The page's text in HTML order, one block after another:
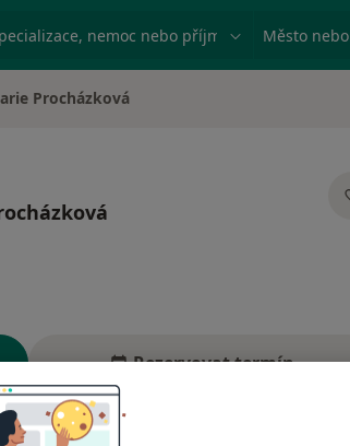
nemoc nebo příjmení Město
městaProcházková
Rezervovat termín
Adresy